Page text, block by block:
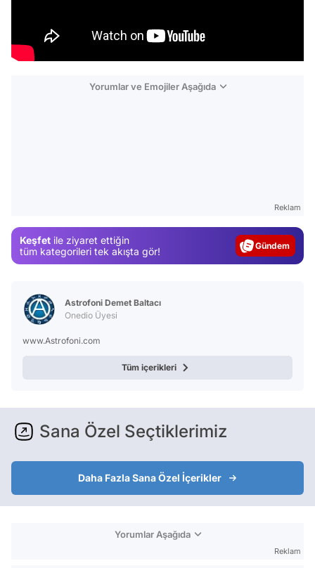
Yorumlar ve Emojiler Aşağıda
Reklam
Keşfet ile ziyaret ettiğin
tüm kategorileri tek akışta gör!
Magazin
Astrofoni Demet Baltacı
Onedio Üyesi
www.Astrofoni.com
Tüm içerikleri
Sana Özel Seçtiklerimiz
Daha Fazla Sana Özel İçerikler
Yorumlar Aşağıda
Reklam